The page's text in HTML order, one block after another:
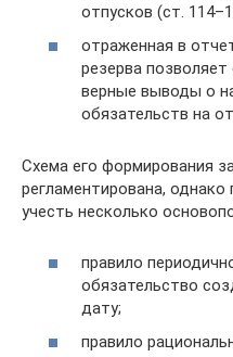
отпусков (ст.
отраженная в
резерва
верные выводы о
обязательств на
Схема его формирования
регламентирована,
учесть несколько
правило
обязательство
дату;
правило